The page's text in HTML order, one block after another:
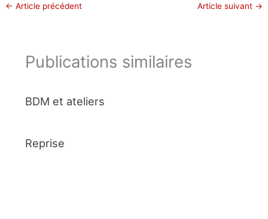
← Article précédent Article suivant →
Publications similaires
BDM et ateliers
Reprise